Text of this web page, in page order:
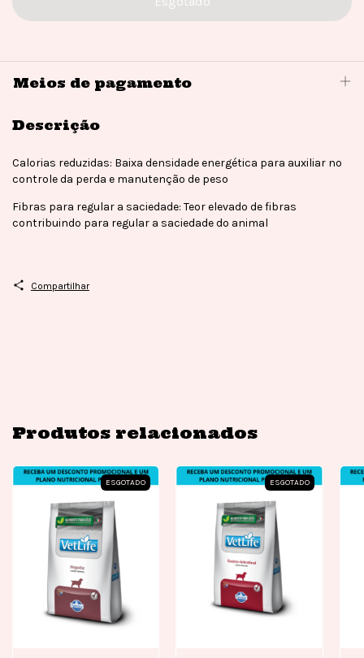
Meios de pagamento
Descrição
Calorias reduzidas: Baixa densidade energética para auxiliar no
controle da perda e manutenção de peso
Fibras para regular a saciedade: Teor elevado de fibras
contribuindo para regular a saciedade do animal
Compartilhar
Produtos relacionados
ESGOTADO ESGOTADO